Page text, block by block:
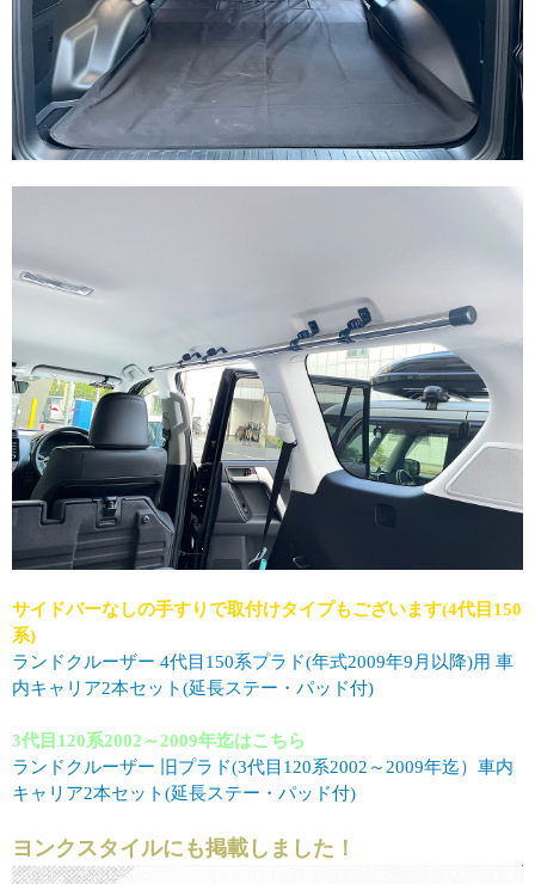
サイドバーなしの手すりで取付けタイプもございます(4代目150
系)
ランドクルーザー 4代目150系プラド(年式2009年9月以降)用 車
内キャリア2本セット(延長ステー・パッド付)
3代目120系2002～2009年迄はこちら
ランドクルーザー 旧プラド(3代目120系2002～2009年迄）車内
キャリア2本セット(延長ステー・パッド付)
ヨンクスタイルにも掲載しました！